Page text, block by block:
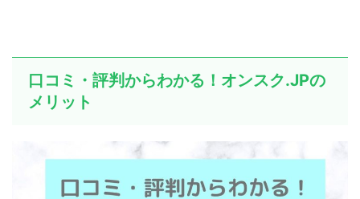
口コミ・評判からわかる！オンスク.JPの
メリット